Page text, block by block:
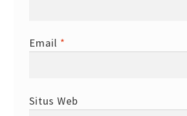
Email *
Situs Web